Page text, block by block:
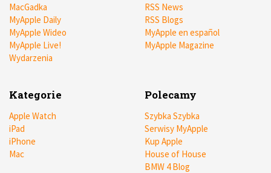
MacGadka
MyApple Daily
MyApple Wideo
MyApple Live!
Wydarzenia
RSS News
RSS Blogs
MyApple en español
MyApple Magazine
Kategorie
Apple Watch
iPad
iPhone
Mac
Polecamy
Szybka Szybka
Serwisy MyApple
Kup Apple
House of House
BMW 4 Blog